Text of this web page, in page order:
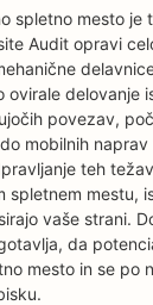
spletno mesto je
Audit opravi
ovirale delovanje
povezav,
mobilnih
teh
spletnem mestu,
vaše strani.
da
mesto in se po